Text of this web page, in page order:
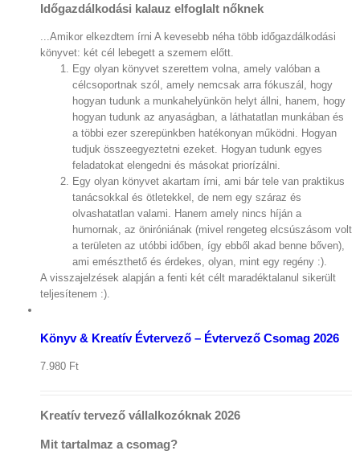
Időgazdálkodási kalauz elfoglalt nőknek
...Amikor elkezdtem írni A kevesebb néha több időgazdálkodási
könyvet: két cél lebegett a szemem előtt.
Egy olyan könyvet szerettem volna, amely valóban a
célcsoportnak szól, amely nemcsak arra fókuszál, hogy
hogyan tudunk a munkahelyünkön helyt állni, hanem, hogy
hogyan tudunk az anyaságban, a láthatatlan munkában és
a többi ezer szerepünkben hatékonyan működni. Hogyan
tudjuk összeegyeztetni ezeket. Hogyan tudunk egyes
feladatokat elengedni és másokat priorízálni.
Egy olyan könyvet akartam írni, ami bár tele van praktikus
tanácsokkal és ötletekkel, de nem egy száraz és
olvashatatlan valami. Hanem amely nincs híján a
humornak, az öniróniának (mivel rengeteg elcsúszásom volt
a területen az utóbbi időben, így ebből akad benne bőven),
ami emészthető és érdekes, olyan, mint egy regény :).
A visszajelzések alapján a fenti két célt maradéktalanul sikerült
teljesítenem :).
Kosár
megtekintése
Könyv & Kreatív Évtervező – Évtervező Csomag 2026
7.980 Ft
Kreatív tervező vállalkozóknak 2026
Mit tartalmaz a csomag?